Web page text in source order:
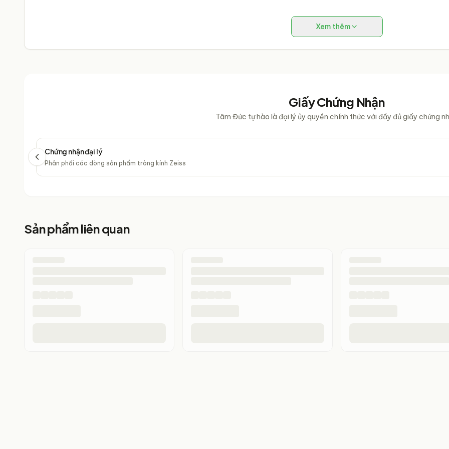
Xem thêm
Giấy Chứng Nhận
Tâm Đức tự hào là đại lý ủy quyền chính thức với đầy đủ giấy chứng
Chứng nhận đại lý
Phân phối các dòng sản phẩm tròng kính Zeiss
Sản phẩm liên quan